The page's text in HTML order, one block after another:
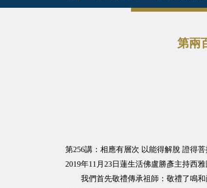
第兩
第256講：相應有層次 以能得解脫 證得
2019年11月23日蓮生活佛盧勝彥主持西
我們首先敬禮傳承祖師：敬禮了鳴和